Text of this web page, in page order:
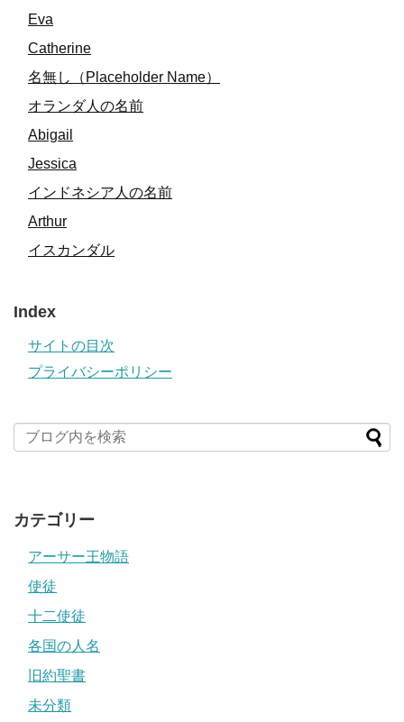
Eva
Catherine
名無し（Placeholder Name）
オランダ人の名前
Abigail
Jessica
インドネシア人の名前
Arthur
イスカンダル
Index
サイトの目次
プライバシーポリシー
カテゴリー
アーサー王物語
使徒
十二使徒
各国の人名
旧約聖書
未分類